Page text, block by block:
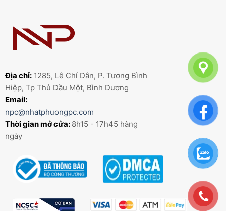
Địa chỉ: 1285, Lê Chí Dân, P. Tương Bình
Hiệp, Tp Thủ Dầu Một, Bình Dương
Email:
npc@nhatphuongpc.com
Thời gian mở cửa: 8h15 - 17h45 hàng
ngày